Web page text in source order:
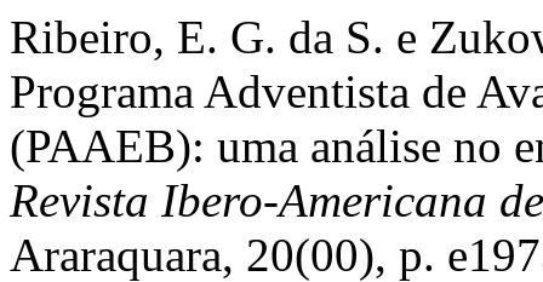
Ribeiro, E. G. da S. e
Programa Adventista de
(PAAEB): uma análise no
Revista Ibero-Americana
Araraquara, 20(00), p.